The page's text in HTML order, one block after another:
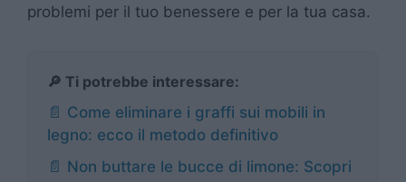
problemi per il tuo benessere e per la tua casa.
🔎 Ti potrebbe interessare:
📄 Come eliminare i graffi sui mobili in
legno: ecco il metodo definitivo
📄 Non buttare le bucce di limone: Scopri